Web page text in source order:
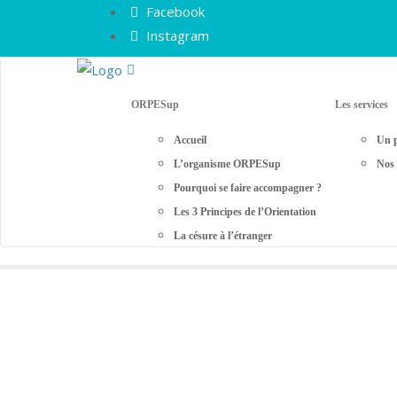
Facebook
Instagram
ORPESup
Accueil
L’organisme ORPESup
Pourquoi se faire accompagner ?
Les 3 Principes de l’Orientation
La césure à l’étranger
Les services
Un
Nos